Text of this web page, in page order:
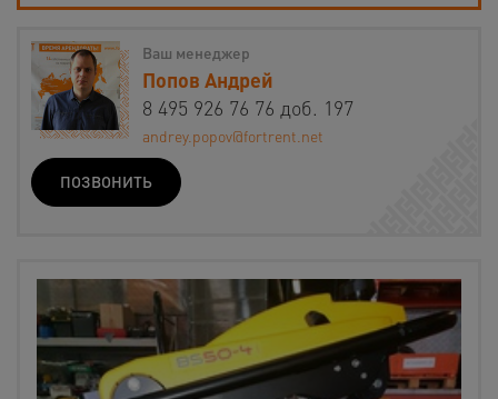
Ваш менеджер
Попов Андрей
8 495 926 76 76 доб. 197
andrey.popov@fortrent.net
ПОЗВОНИТЬ